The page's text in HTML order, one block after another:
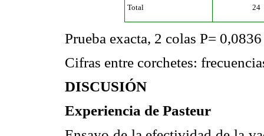
Total 24
Prueba exacta, 2 colas P= 0,0836
Cifras entre corchetes:
DISCUSIÓN
Experiencia de Pasteur